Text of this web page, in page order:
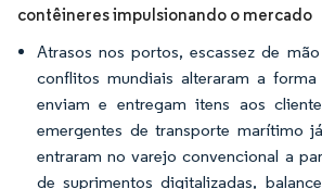
contêineres impulsionando o mercado
Atrasos nos portos, escassez de
conflitos mundiais alteraram a
enviam e entregam itens aos
emergentes de transporte marítimo
entraram no varejo convencional a
de suprimentos digitalizadas,